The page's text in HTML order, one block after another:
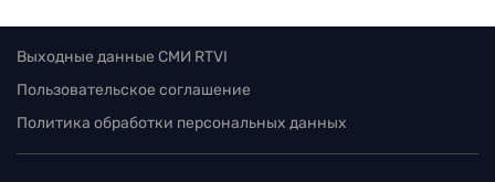
Выходные данные СМИ RTVI
Пользовательское соглашение
Политика обработки персональных данных